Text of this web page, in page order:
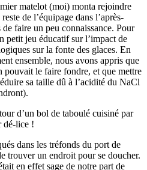
matelot (moi) monta rejoindre
de l’équipage dans l’après-
faire un peu connaissance. Pour
petit jeu éducatif sur l’impact de
sur la fonte des glaces. En
ensemble, nous avons appris que
pouvait le faire fondre, et que mettre
sa taille dû à l’acidité du NaCl
d’un bol de taboulé cuisiné par
dé-lice !
dans les tréfonds du port de
trouver un endroit pour se doucher.
en effet sage de notre part de